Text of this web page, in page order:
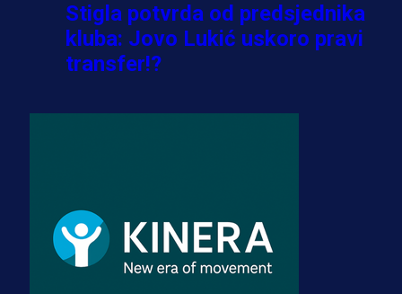
Stigla potvrda od predsjednika
kluba: Jovo Lukić uskoro pravi
transfer!?
dres BiH!
3 sedmica 3 dan
Premijer liga BiH